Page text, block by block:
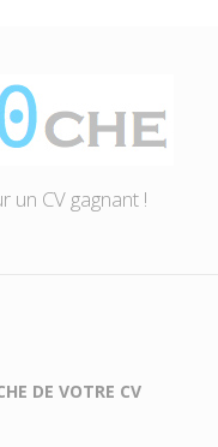
un CV gagnant !
DE VOTRE CV